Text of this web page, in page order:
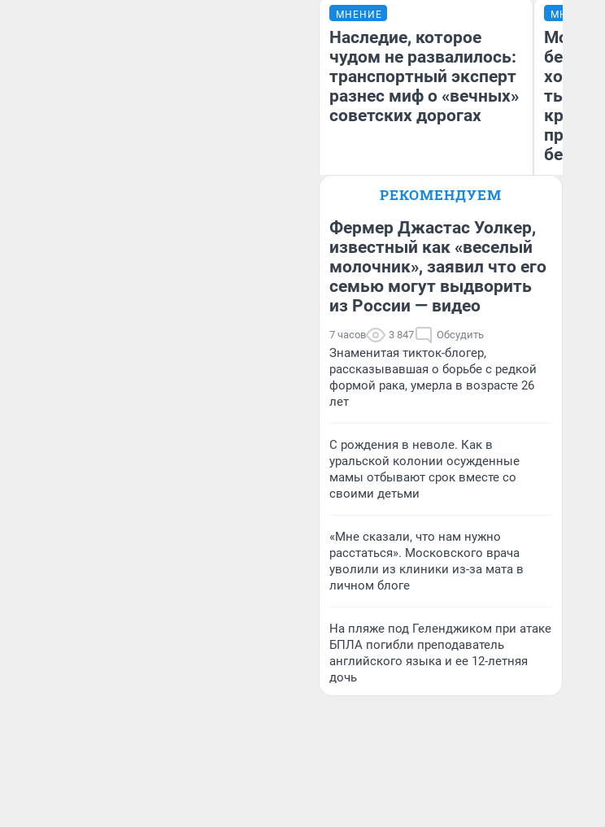
МНЕНИЕ
Наследие, которое
чудом не развалилось:
транспортный эксперт
разнес миф о «вечных»
советских дорогах
Блогер, предприниматель,
бизнесе
МНЕНИЕ
Мой
хотела
тысяч,
РЕКОМЕНДУЕМ
Фермер Джастас Уолкер,
известный как «веселый
молочник», заявил что его
семью могут выдворить
из России — видео
7 часов 3 847 Обсудить
Знаменитая тикток-блогер,
рассказывавшая о борьбе с редкой
формой рака, умерла в возрасте 26
лет
С рождения в неволе. Как в
уральской колонии осужденные
мамы отбывают срок вместе со
своими детьми
«Мне сказали, что нам нужно
расстаться». Московского врача
уволили из клиники из-за мата в
личном блоге
На пляже под Геленджиком при атаке
БПЛА погибли преподаватель
английского языка и ее 12-летняя
дочь